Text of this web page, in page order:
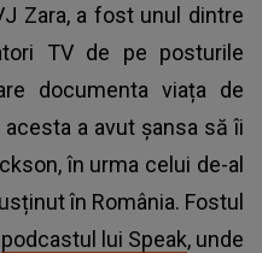
Zara, a fost unul dintre
TV de pe posturile
documenta viața de
a avut șansa să îi
în urma celui de-al
în România. Fostul
podcastul lui Speak, unde